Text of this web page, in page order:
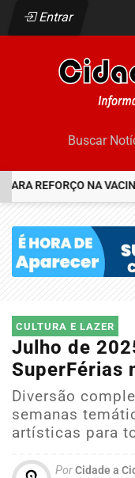
Entrar
REFORÇO NA
CULTURA E LAZER
Julho de
SuperFérias
Diversão
semanas
artísticas para
PorCidade a